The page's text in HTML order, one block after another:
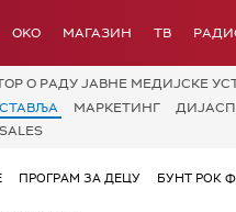
OKO МАГАЗИН ТВ
О РАДУ ЈАВНЕ МЕДИЈСКЕ
МАРКЕТИНГ
ПРОГРАМ ЗА ДЕЦУ БУНТ РОК